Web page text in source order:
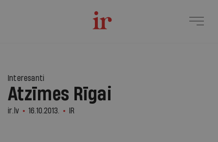
Interesanti
Atzīmes Rīgai
ir.lv 16.10.2013. IR